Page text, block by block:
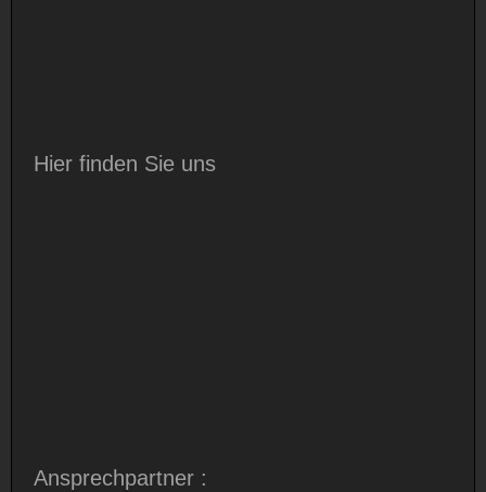
Hier finden Sie uns
Ansprechpartner :